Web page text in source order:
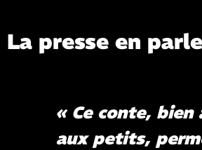
La presse en parle
« Ce conte, bien
aux petits,